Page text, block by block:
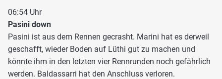
06:54 Uhr
Pasini down
Pasini ist aus dem Rennen gecrasht. Marini hat es derweil
geschafft, wieder Boden auf Lüthi gut zu machen und
könnte ihm in den letzten vier Rennrunden noch gefährlich
werden. Baldassarri hat den Anschluss verloren.